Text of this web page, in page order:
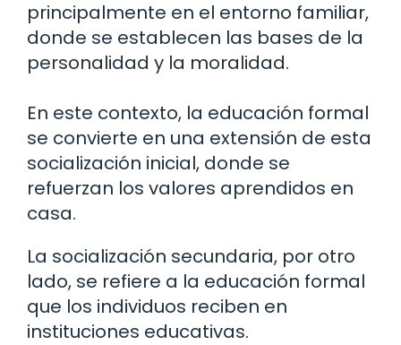
principalmente en el entorno familiar,
donde se establecen las bases de la
personalidad y la moralidad.
En este contexto, la educación formal
se convierte en una extensión de esta
socialización inicial, donde se
refuerzan los valores aprendidos en
casa.
La socialización secundaria, por otro
lado, se refiere a la educación formal
que los individuos reciben en
instituciones educativas.